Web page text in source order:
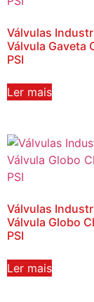
Válvulas
Válvula Gaveta
PSI
Ler mais
Válvulas
Válvula Globo
PSI
Ler mais